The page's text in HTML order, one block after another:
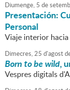
Diumenge, 5 de
Presentación:
Personal
Viaje interior
Dimecres,25 d'agost
Born to be wild,
Vespres digitals